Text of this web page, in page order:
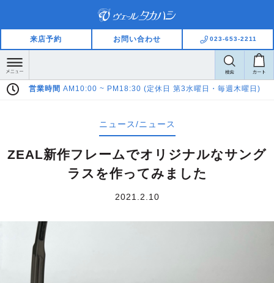
来店予約 お問い合わせ 023-653-2211
曜日) Pay Pay LINE Pay ご利用いただけます
ニュース/ニュース
ZEAL新作フレームでオリジナルなサング
ラスを作ってみました
2021.2.10